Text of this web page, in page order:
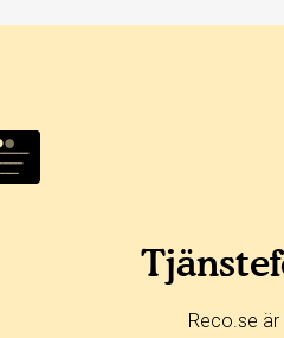
30 dagar
Reco.se